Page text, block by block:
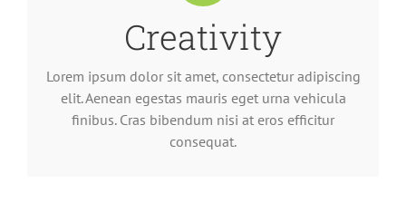
Creativity
Lorem ipsum dolor sit amet, consectetur adipiscing
elit. Aenean egestas mauris eget urna vehicula
finibus. Cras bibendum nisi at eros efficitur
consequat.
Lorem ipsum dolor sit amet, consectetur adipiscing
elit. Aenean egestas mauris eget urna vehicula
finibus. Cras bibendum nisi at eros efficitur
consequat.